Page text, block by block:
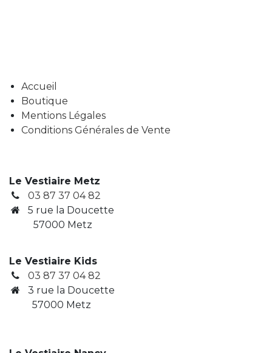
Accueil
Boutique
Mentions Légales
Conditions Générales de Vente
Le Vestiaire Metz
03 87 37 04 82
5 rue la Doucette
57000 Metz
Le Vestiaire Kids
03 87 37 04 82
3 rue la Doucette
​ 57000 Metz